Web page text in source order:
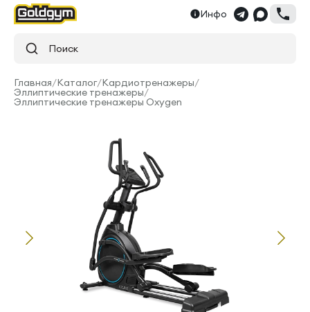
Инфо
Поиск
Главная/Каталог/Кардиотренажеры/
Эллиптические тренажеры/
Эллиптические тренажеры Oxygen